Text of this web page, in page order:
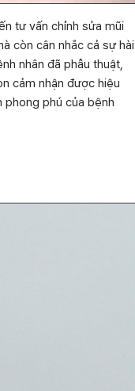
tư vấn chỉnh sửa mũi
còn cân nhắc cả sự hài
nhân đã phẫu thuật,
cảm nhận được hiệu
phú của bệnh